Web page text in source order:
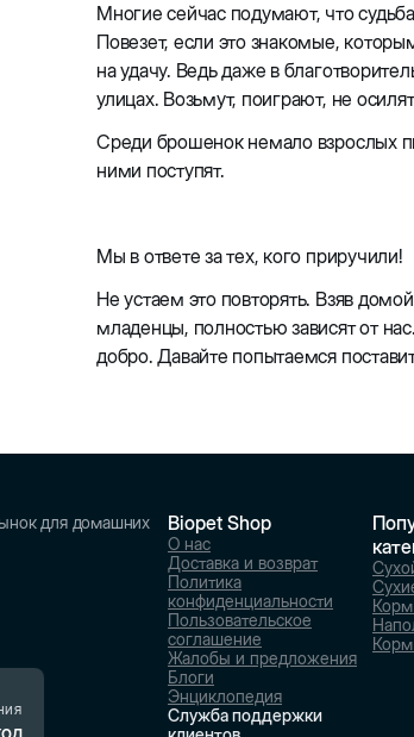
Многие сейчас подумают, что
Повезет, если это знакомые,
на удачу. Ведь даже в
улицах. Возьмут, поиграют, не
Среди брошенок немало взрослых
ними поступят.
Мы в ответе за тех, кого приручили!
Не устаем это повторять. Взяв
младенцы, полностью зависят от
добро. Давайте попытаемся
для домашних
Biopet Shop
О нас
Доставка и возврат
Политика
конфиденциальности
Пользовательское
соглашение
Жалобы и предложения
Блоги
Энциклопедия
Служба поддержки
Корм